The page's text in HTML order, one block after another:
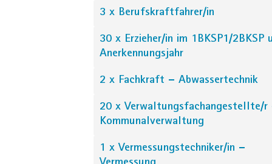
3 x Berufskraftfahrer/in
30 x Erzieher/in im 1BKSP1/2BKSP
Anerkennungsjahr
2 x Fachkraft – Abwassertechnik
20 x Verwaltungsfachangestellte/r
Kommunalverwaltung
1 x Vermessungstechniker/in –